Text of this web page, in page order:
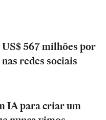
567 milhões por
redes sociais
IA para criar um